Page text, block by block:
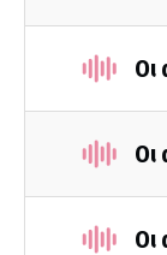
Οι
Οι
Οι